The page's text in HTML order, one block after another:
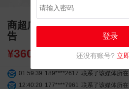
商超广告 福州金融街万达
告
¥36000.00
01:59:39 189****2617 联系了该媒体所
12:40:20 177****7961 联系了该媒体所
登录
还没有账号? 立